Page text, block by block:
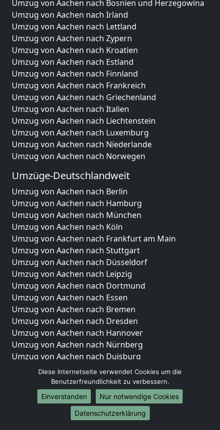
Umzug von Aachen nach Bosnien und Herzegowina
Umzug von Aachen nach Irland
Umzug von Aachen nach Lettland
Umzug von Aachen nach Zypern
Umzug von Aachen nach Kroatien
Umzug von Aachen nach Estland
Umzug von Aachen nach Finnland
Umzug von Aachen nach Frankreich
Umzug von Aachen nach Griechenland
Umzug von Aachen nach Italien
Umzug von Aachen nach Liechtenstein
Umzug von Aachen nach Luxemburg
Umzug von Aachen nach Niederlande
Umzug von Aachen nach Norwegen
Umzüge-Deutschlandweit
Umzug von Aachen nach Berlin
Umzug von Aachen nach Hamburg
Umzug von Aachen nach München
Umzug von Aachen nach Köln
Umzug von Aachen nach Frankfurt am Main
Umzug von Aachen nach Stuttgart
Umzug von Aachen nach Düsseldorf
Umzug von Aachen nach Leipzig
Umzug von Aachen nach Dortmund
Umzug von Aachen nach Essen
Umzug von Aachen nach Bremen
Umzug von Aachen nach Dresden
Umzug von Aachen nach Hannover
Umzug von Aachen nach Nürnberg
Umzug von Aachen nach Duisburg
Umzug von Aachen nach Bochum
Umzug von Aachen nach Wuppertal
Umzug von Aachen nach Bielefeld
Umzug von Aachen nach Bonn
Umzug von Aachen nach Münster
Diese Internetseite verwendet Cookies um die
Benutzerfreundlichkeit zu verbessern.
Einverstanden
Nur notwendige Cookies
Datenschutzerklärung